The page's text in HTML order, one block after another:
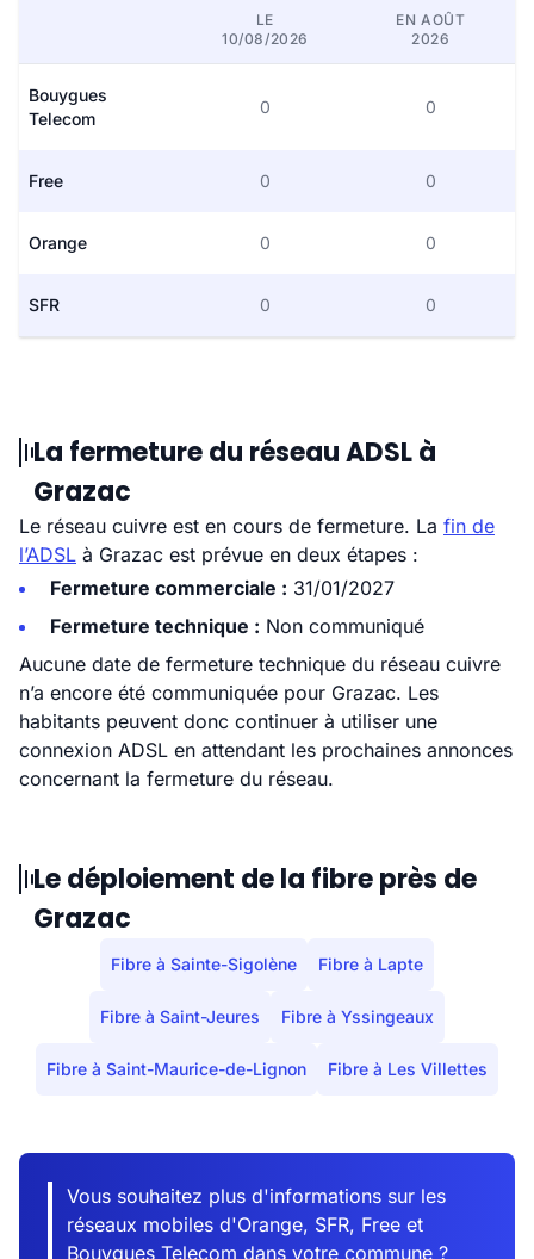
LE
10/08/2026
EN AOÛT
2026
Bouygues
Telecom
0 0
Free 0 0
Orange 0 0
SFR 0 0
La fermeture du réseau ADSL à
Grazac
Le réseau cuivre est en cours de fermeture. La fin de
l’ADSL à Grazac est prévue en deux étapes :
Fermeture commerciale : 31/01/2027
Fermeture technique : Non communiqué
Aucune date de fermeture technique du réseau cuivre
n’a encore été communiquée pour Grazac. Les
habitants peuvent donc continuer à utiliser une
connexion ADSL en attendant les prochaines annonces
concernant la fermeture du réseau.
Le déploiement de la fibre près de
Grazac
Fibre à Sainte-Sigolène Fibre à Lapte
Fibre à Saint-Jeures Fibre à Yssingeaux
Fibre à Saint-Maurice-de-Lignon Fibre à Les Villettes
Vous souhaitez plus d'informations sur les
réseaux mobiles d'Orange, SFR, Free et
Bouygues Telecom dans votre commune ?